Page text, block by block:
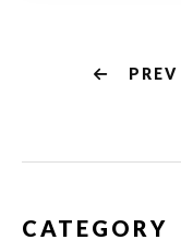
PREV
CATEGORY